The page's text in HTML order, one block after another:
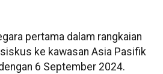
pertama dalam rangkaian
ke kawasan Asia Pasifik
6 September 2024.